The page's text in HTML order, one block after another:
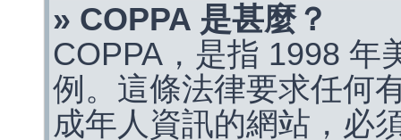
» COPPA 是甚麼？
COPPA，是指 1998 年
例。這條法律要求任何
成年人資訊的網站，必